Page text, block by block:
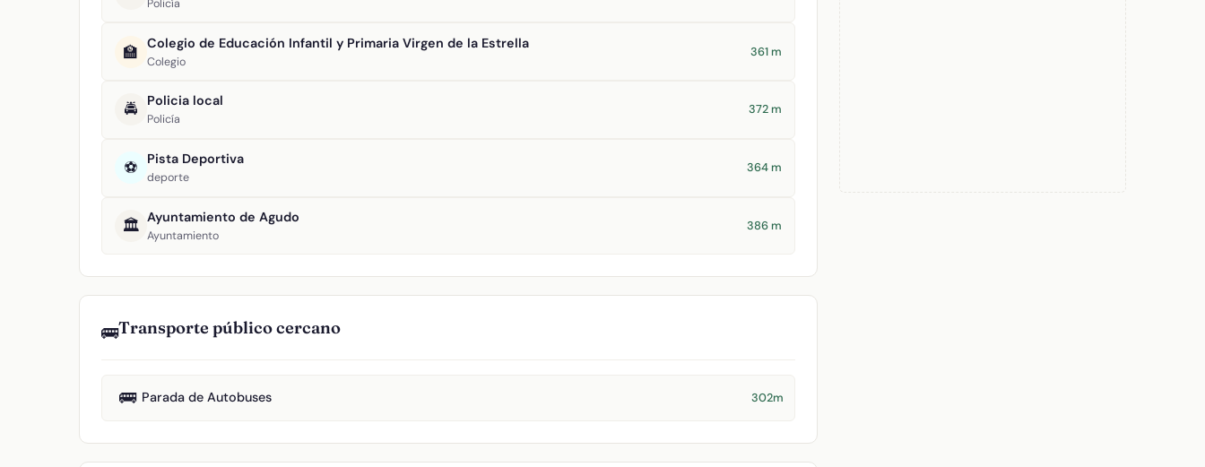
Policía
🏫 Colegio de Educación Infantil y Primaria Virgen de la Estrella
Colegio
361 m
🚔 Policia local
Policía
372 m
⚽ Pista Deportiva
deporte
364 m
🏛️ Ayuntamiento de Agudo
Ayuntamiento
386 m
🚌Transporte público cercano
🚌 Parada de Autobuses 302m